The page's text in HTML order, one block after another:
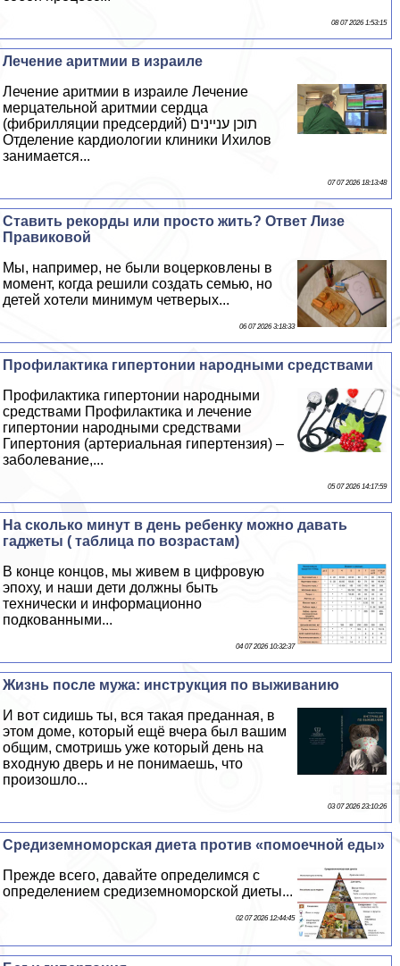
08 07 2026 1:53:15
Лечение аритмии в израиле
Лечение аритмии в израиле Лечение
мерцательной аритмии сердца
(фибрилляции предсердий) תוכן עניינים ​
Отделение кардиологии клиники Ихилов
занимается...
07 07 2026 18:13:48
Ставить рекорды или просто жить? Ответ Лизе
Правиковой
Мы, например, не были воцерковлены в
момент, когда решили создать семью, но
детей хотели минимум четверых...
06 07 2026 3:18:33
Профилактика гипертонии народными средствами
Профилактика гипертонии народными
средствами Профилактика и лечение
гипертонии народными средствами
Гипертония (артериальная гипертензия) –
заболевание,...
05 07 2026 14:17:59
На сколько минут в день ребенку можно давать
гаджеты ( таблица по возрастам)
В конце концов, мы живем в цифровую
эпоху, и наши дети должны быть
технически и информационно
подкованными...
04 07 2026 10:32:37
Жизнь после мужа: инструкция по выживанию
И вот сидишь ты, вся такая преданная, в
этом доме, который ещё вчера был вашим
общим, смотришь уже который день на
входную дверь и не понимаешь, что
произошло...
03 07 2026 23:10:26
Средиземноморская диета против «помоечной еды»
Прежде всего, давайте определимся с
определением средиземноморской диеты...
02 07 2026 12:44:45